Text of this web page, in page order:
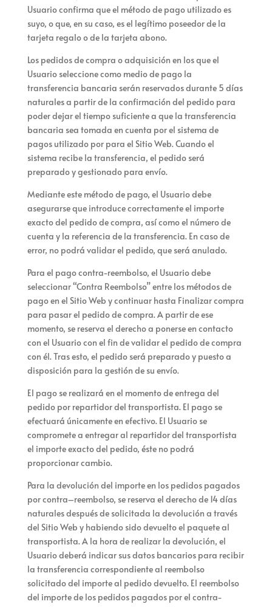
Usuario confirma que el método de pago utilizado es
suyo, o que, en su caso, es el legítimo poseedor de la
tarjeta regalo o de la tarjeta abono.
Los pedidos de compra o adquisición en los que el
Usuario seleccione como medio de pago la
transferencia bancaria serán reservados durante 5 días
naturales a partir de la confirmación del pedido para
poder dejar el tiempo suficiente a que la transferencia
bancaria sea tomada en cuenta por el sistema de
pagos utilizado por para el Sitio Web. Cuando el
sistema recibe la transferencia, el pedido será
preparado y gestionado para envío.
Mediante este método de pago, el Usuario debe
asegurarse que introduce correctamente el importe
exacto del pedido de compra, así como el número de
cuenta y la referencia de la transferencia. En caso de
error, no podrá validar el pedido, que será anulado.
Para el pago contra-reembolso, el Usuario debe
seleccionar “Contra Reembolso” entre los métodos de
pago en el Sitio Web y continuar hasta Finalizar compra
para pasar el pedido de compra. A partir de ese
momento, se reserva el derecho a ponerse en contacto
con el Usuario con el fin de validar el pedido de compra
con él. Tras esto, el pedido será preparado y puesto a
disposición para la gestión de su envío.
El pago se realizará en el momento de entrega del
pedido por repartidor del transportista. El pago se
efectuará únicamente en efectivo. El Usuario se
compromete a entregar al repartidor del transportista
el importe exacto del pedido, éste no podrá
proporcionar cambio.
Para la devolución del importe en los pedidos pagados
por contra–reembolso, se reserva el derecho de 14 días
naturales después de solicitada la devolución a través
del Sitio Web y habiendo sido devuelto el paquete al
transportista. A la hora de realizar la devolución, el
Usuario deberá indicar sus datos bancarios para recibir
la transferencia correspondiente al reembolso
solicitado del importe al pedido devuelto. El reembolso
del importe de los pedidos pagados por el contra-